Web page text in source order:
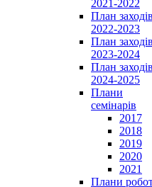
2021-2022
План заходів
2022-2023
План заходів
2023-2024
План заходів
2024-2025
Плани
семінарів
2017
2018
2019
2020
2021
Плани